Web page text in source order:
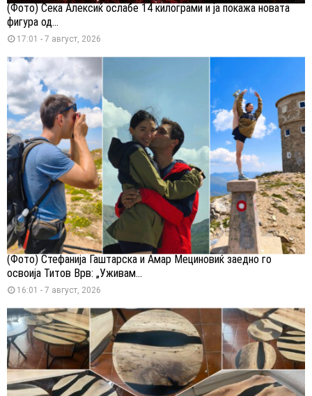
(Фото) Сека Алексиќ ослабе 14 килограми и ја покажа новата
фигура од...
17:01 - 7 август, 2026
(Фото) Стефанија Гаштарска и Амар Мециновиќ заедно го
освоија Титов Врв: „Уживам...
16:01 - 7 август, 2026